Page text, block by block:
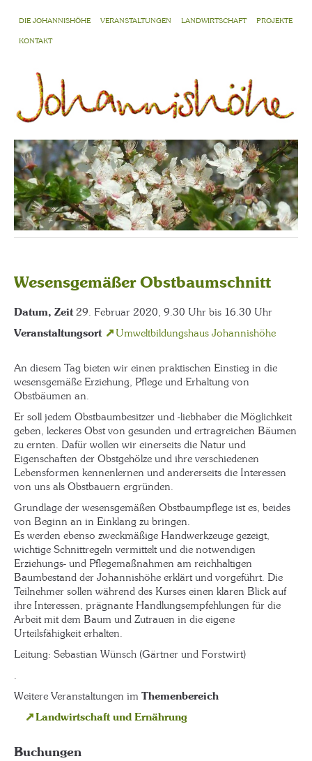
DIE JOHANNISHÖHE VERANSTALTUNGEN LANDWIRTSCHAFT PROJEKTE
KONTAKT
Wesensgemäßer Obstbaumschnitt
Datum, Zeit29. Februar 2020, 9.30 Uhr bis 16.30 Uhr
Veranstaltungsort Umweltbildungshaus Johannishöhe
An diesem Tag bieten wir einen praktischen Einstieg in die
wesensgemäße Erziehung, Pflege und Erhaltung von
Obstbäumen an.
Er soll jedem Obstbaumbesitzer und -liebhaber die Möglichkeit
geben, leckeres Obst von gesunden und ertragreichen Bäumen
zu ernten. Dafür wollen wir einerseits die Natur und
Eigenschaften der Obstgehölze und ihre verschiedenen
Lebensformen kennenlernen und andererseits die Interessen
von uns als Obstbauern ergründen.
Grundlage der wesensgemäßen Obstbaumpflege ist es, beides
von Beginn an in Einklang zu bringen.
Es werden ebenso zweckmäßige Handwerkzeuge gezeigt,
wichtige Schnittregeln vermittelt und die notwendigen
Erziehungs- und Pflegemaßnahmen am reichhaltigen
Baumbestand der Johannishöhe erklärt und vorgeführt. Die
Teilnehmer sollen während des Kurses einen klaren Blick auf
ihre Interessen, prägnante Handlungsempfehlungen für die
Arbeit mit dem Baum und Zutrauen in die eigene
Urteilsfähigkeit erhalten.
Leitung: Sebastian Wünsch (Gärtner und Forstwirt)
.
Weitere Veranstaltungen im Themenbereich
Landwirtschaft und Ernährung
Buchungen